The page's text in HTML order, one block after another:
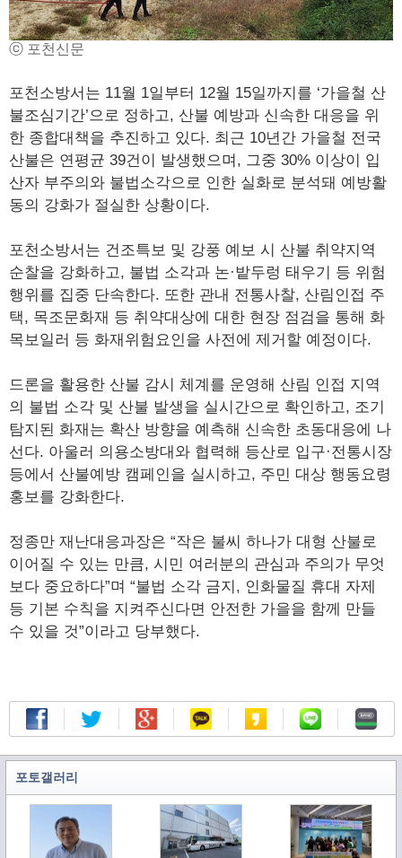
ⓒ 포천신문
포천소방서는 11월 1일부터 12월 15일까지를 ‘가을철 산
불조심기간’으로 정하고, 산불 예방과 신속한 대응을 위
한 종합대책을 추진하고 있다. 최근 10년간 가을철 전국
산불은 연평균 39건이 발생했으며, 그중 30% 이상이 입
산자 부주의와 불법소각으로 인한 실화로 분석돼 예방활
동의 강화가 절실한 상황이다.
포천소방서는 건조특보 및 강풍 예보 시 산불 취약지역
순찰을 강화하고, 불법 소각과 논·밭두렁 태우기 등 위험
행위를 집중 단속한다. 또한 관내 전통사찰, 산림인접 주
택, 목조문화재 등 취약대상에 대한 현장 점검을 통해 화
목보일러 등 화재위험요인을 사전에 제거할 예정이다.
드론을 활용한 산불 감시 체계를 운영해 산림 인접 지역
의 불법 소각 및 산불 발생을 실시간으로 확인하고, 조기
탐지된 화재는 확산 방향을 예측해 신속한 초동대응에 나
선다. 아울러 의용소방대와 협력해 등산로 입구·전통시장
등에서 산불예방 캠페인을 실시하고, 주민 대상 행동요령
홍보를 강화한다.
정종만 재난대응과장은 “작은 불씨 하나가 대형 산불로
이어질 수 있는 만큼, 시민 여러분의 관심과 주의가 무엇
보다 중요하다”며 “불법 소각 금지, 인화물질 휴대 자제
등 기본 수칙을 지켜주신다면 안전한 가을을 함께 만들
수 있을 것”이라고 당부했다.
포토갤러리